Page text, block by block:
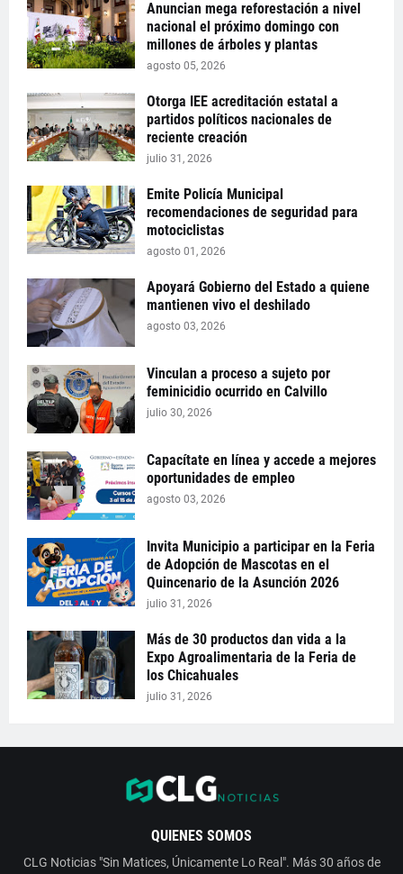
Anuncian mega reforestación a nivel
nacional el próximo domingo con
millones de árboles y plantas
agosto 05, 2026
Otorga IEE acreditación estatal a
partidos políticos nacionales de
reciente creación
julio 31, 2026
Emite Policía Municipal
recomendaciones de seguridad para
motociclistas
agosto 01, 2026
Apoyará Gobierno del Estado a quiene
mantienen vivo el deshilado
agosto 03, 2026
Vinculan a proceso a sujeto por
feminicidio ocurrido en Calvillo
julio 30, 2026
Capacítate en línea y accede a mejores
oportunidades de empleo
agosto 03, 2026
Invita Municipio a participar en la Feria
de Adopción de Mascotas en el
Quincenario de la Asunción 2026
julio 31, 2026
Más de 30 productos dan vida a la
Expo Agroalimentaria de la Feria de
los Chicahuales
julio 31, 2026
QUIENES SOMOS
CLG Noticias "Sin Matices, Únicamente Lo Real". Más 30 años de